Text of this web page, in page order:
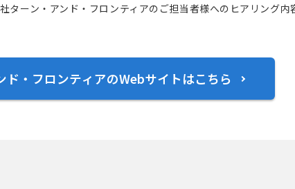
ーン・アンド・フロンティアのご担当者様へのヒアリング内
ド・フロンティアのWebサイトはこちら